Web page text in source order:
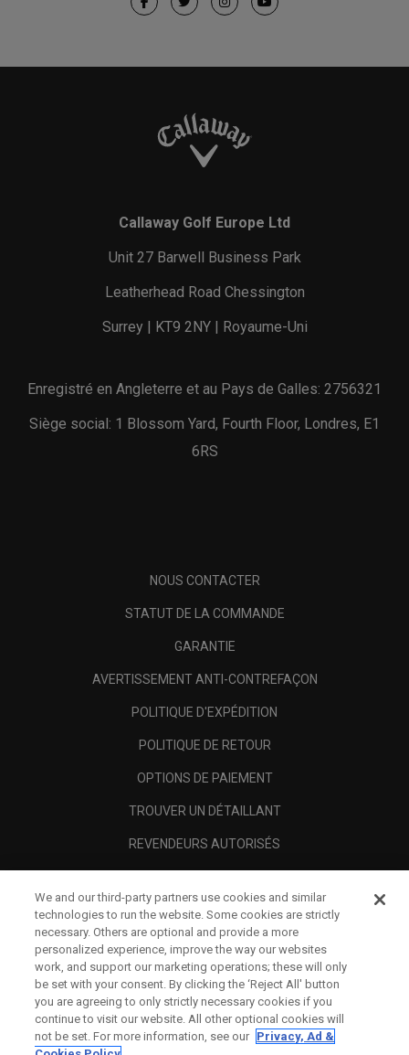
Callaway Golf Europe Ltd
Unit 27 Barwell Business Park
Leatherhead Road Chessington
Surrey | KT9 2NY | Royaume-Uni
Enregistré en Angleterre et au Pays de Galles: 2756321
Siège social: 1 Blossom Yard, Fourth Floor, Londres, E1
6RS
NOUS CONTACTER
STATUT DE LA COMMANDE
GARANTIE
AVERTISSEMENT ANTI-CONTREFAÇON
POLITIQUE D'EXPÉDITION
POLITIQUE DE RETOUR
OPTIONS DE PAIEMENT
TROUVER UN DÉTAILLANT
REVENDEURS AUTORISÉS
A PROPOS
MENTIONS LÉGALES
We and our third-party partners use cookies and similar
technologies to run the website. Some cookies are strictly
necessary. Others are optional and provide a more
personalized experience, improve the way our websites
work, and support our marketing operations; these will only
be set with your consent. By clicking the ‘Reject All' button
you are agreeing to only strictly necessary cookies if you
continue to visit our website. All other optional cookies will
not be set. For more information, see our Privacy, Ad &